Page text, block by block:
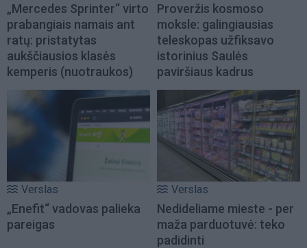
„Mercedes Sprinter“ virto
prabangiais namais ant
ratų: pristatytas
aukščiausios klasės
kemperis (nuotraukos)
Proveržis kosmoso
moksle: galingiausias
teleskopas užfiksavo
istorinius Saulės
paviršiaus kadrus
Verslas
„Enefit“ vadovas palieka
pareigas
Verslas
Nedideliame mieste - per
maža parduotuvė: teko
padidinti